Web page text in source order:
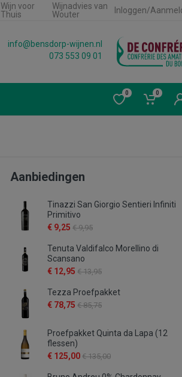
Wijn voor
Thuis
Wijnadvies van
Wouter
Inloggen/
info@bensdorp-wijnen.nl
073 553 09 01
0 0
Aanbiedingen
Tinazzi San Giorgio Sentieri Infiniti
Primitivo
€ 9,25 € 9,95
Tenuta Valdifalco Morellino di
Scansano
€ 12,95 € 13,95
Tezza Proefpakket
€ 78,75 € 85,75
Proefpakket Quinta da Lapa (12
flessen)
€ 125,00 € 135,00